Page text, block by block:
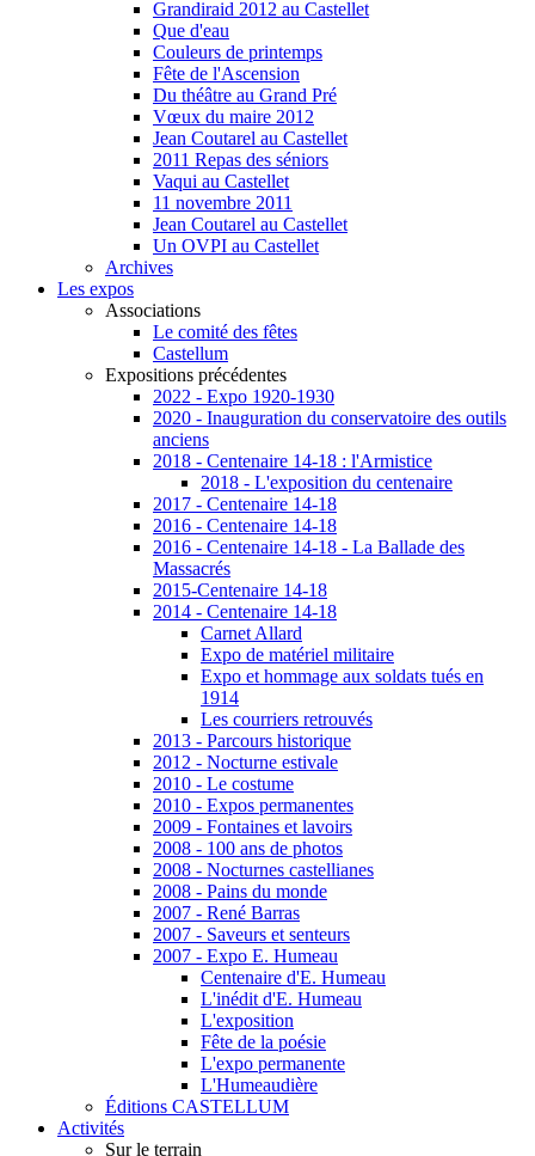
Grandiraid 2012 au Castellet
Que d'eau
Couleurs de printemps
Fête de l'Ascension
Du théâtre au Grand Pré
Vœux du maire 2012
Jean Coutarel au Castellet
2011 Repas des séniors
Vaqui au Castellet
11 novembre 2011
Jean Coutarel au Castellet
Un OVPI au Castellet
Archives
Les expos
Associations
Le comité des fêtes
Castellum
Expositions précédentes
2022 - Expo 1920-1930
2020 - Inauguration du conservatoire des outils
anciens
2018 - Centenaire 14-18 : l'Armistice
2018 - L'exposition du centenaire
2017 - Centenaire 14-18
2016 - Centenaire 14-18
2016 - Centenaire 14-18 - La Ballade des
Massacrés
2015-Centenaire 14-18
2014 - Centenaire 14-18
Carnet Allard
Expo de matériel militaire
Expo et hommage aux soldats tués en
1914
Les courriers retrouvés
2013 - Parcours historique
2012 - Nocturne estivale
2010 - Le costume
2010 - Expos permanentes
2009 - Fontaines et lavoirs
2008 - 100 ans de photos
2008 - Nocturnes castellianes
2008 - Pains du monde
2007 - René Barras
2007 - Saveurs et senteurs
2007 - Expo E. Humeau
Centenaire d'E. Humeau
L'inédit d'E. Humeau
L'exposition
Fête de la poésie
L'expo permanente
L'Humeaudière
Éditions CASTELLUM
Activités
Sur le terrain